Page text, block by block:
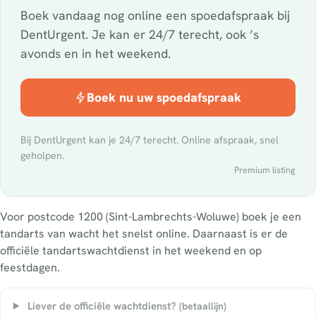
Boek vandaag nog online een spoedafspraak bij
DentUrgent. Je kan er 24/7 terecht, ook ’s
avonds en in het weekend.
Boek nu uw spoedafspraak
Bij DentUrgent kan je 24/7 terecht. Online afspraak, snel
geholpen.
Premium listing
Voor postcode 1200 (Sint-Lambrechts-Woluwe) boek je een
tandarts van wacht het snelst online. Daarnaast is er de
officiële tandartswachtdienst in het weekend en op
feestdagen.
Liever de officiële wachtdienst? (betaallijn)